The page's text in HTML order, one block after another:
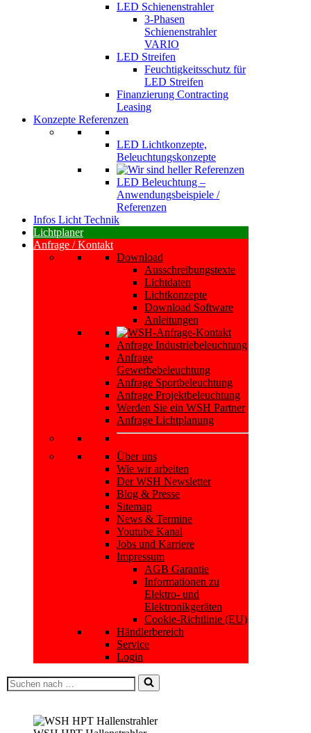
LED Schienenstrahler
3-Phasen
Schienenstrahler
VARIO
LED Streifen
Feuchtigkeitsschutz für
LED Streifen
Finanzierung Contracting
Leasing
Konzepte Referenzen
LED Lichtkonzepte,
Beleuchtungskonzepte
LED Beleuchtung –
Anwendungsbeispiele /
Referenzen
Infos Licht Technik
Lichtplaner
Anfrage / Kontakt
Download
Ausschreibungstexte
Lichtdaten
Lichtkonzepte
Download Software
Anleitungen
Anfrage Industriebeleuchtung
Anfrage
Gewerbebeleuchtung
Anfrage Sportbeleuchtung
Anfrage Projektbeleuchtung
Werden Sie ein WSH Partner
Anfrage Lichtplanung
Über uns
Wie wir arbeiten
Der WSH Newsletter
Blog & Presse
Sitemap
News & Termine
Youtube Kanal
Jobs und Karriere
Impressum
AGB Garantie
Informationen zu
Elektro- und
Elektronikgeräten
Cookie-Richtlinie (EU)
Händlerbereich
Service
Login
Suchen
nach …